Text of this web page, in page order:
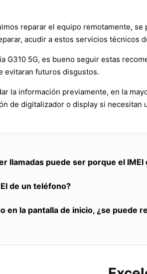
reparar el equipo remotamente,
acudir a estos servicios técnicos
G310 5G, es bueno seguir estas
evitaran futuros disgustos.
la información previamente, en la
de digitalizador o display si
llamadas puede ser porque el IMEI
de un teléfono?
en la pantalla de inicio, ¿se puede